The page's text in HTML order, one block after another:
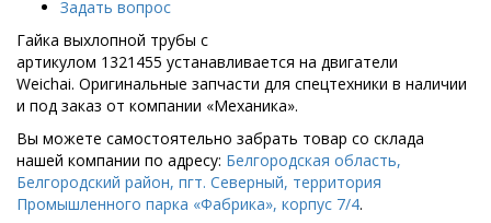
Задать вопрос
Гайка выхлопной трубы с
артикулом 1321455 устанавливается на двигатели
Weichai. Оригинальные запчасти для спецтехники в наличии
и под заказ от компании «Механика».
Вы можете самостоятельно забрать товар со склада
нашей компании по адресу: Белгородская область,
Белгородский район, пгт. Северный, территория
Промышленного парка «Фабрика», корпус 7/4.